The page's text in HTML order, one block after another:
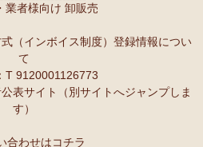
業者様向け 卸販売
（インボイス制度）登録情報につい
て
T 9120001126773
表サイト（別サイトへジャンプしま
す）
合わせはコチラ